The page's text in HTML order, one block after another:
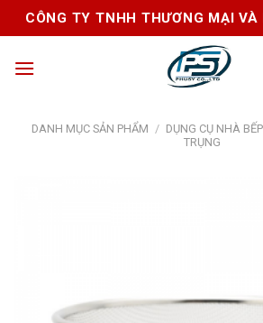
Skip
to
CÔNG TY TNHH THƯƠNG MẠI VÀ
DANH MỤC SẢN PHẨM / DỤNG CỤ NHÀ BẾP
TRỤNG